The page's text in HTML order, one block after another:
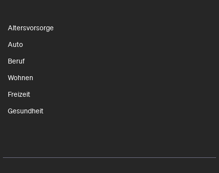
Altersvorsorge
Auto
Beruf
Wohnen
Freizeit
Gesundheit